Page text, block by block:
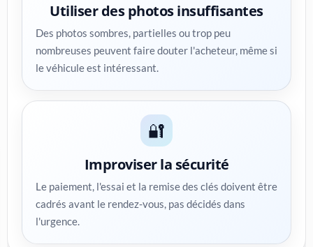
Utiliser des photos insuffisantes
Des photos sombres, partielles ou trop peu
nombreuses peuvent faire douter l'acheteur, même si
le véhicule est intéressant.
🔐
Improviser la sécurité
Le paiement, l'essai et la remise des clés doivent être
cadrés avant le rendez-vous, pas décidés dans
l'urgence.